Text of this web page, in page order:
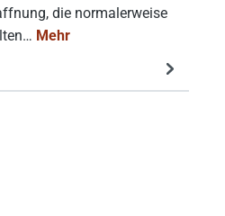
die normalerweise
Mehr